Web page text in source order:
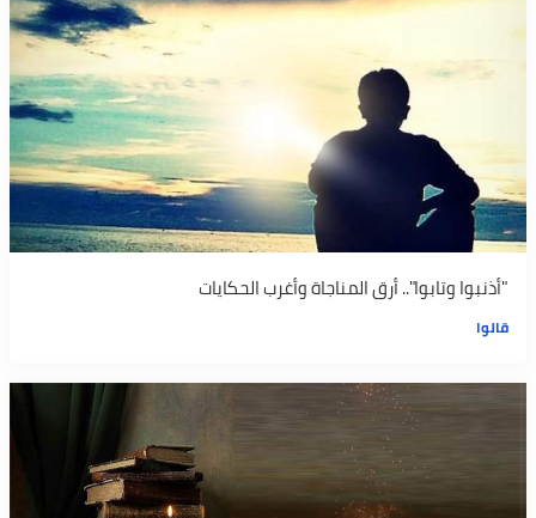
"أذنبوا وتابوا".. أرق المناجاة وأغرب الحكايات
قالوا